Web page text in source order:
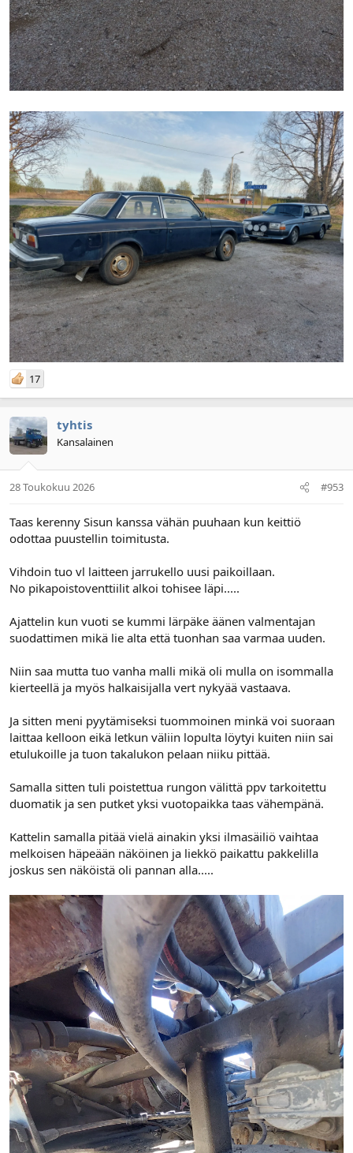
17
tyhtis
Kansalainen
28 Toukokuu 2026 #953
Taas kerenny Sisun kanssa vähän puuhaan kun keittiö
odottaa puustellin toimitusta.
Vihdoin tuo vl laitteen jarrukello uusi paikoillaan.
No pikapoistoventtiilit alkoi tohisee läpi.....
Ajattelin kun vuoti se kummi lärpäke äänen valmentajan
suodattimen mikä lie alta että tuonhan saa varmaa uuden.
Niin saa mutta tuo vanha malli mikä oli mulla on isommalla
kierteellä ja myös halkaisijalla vert nykyää vastaava.
Ja sitten meni pyytämiseksi tuommoinen minkä voi suoraan
laittaa kelloon eikä letkun väliin lopulta löytyi kuiten niin sai
etulukoille ja tuon takalukon pelaan niiku pittää.
Samalla sitten tuli poistettua rungon välittä ppv tarkoitettu
duomatik ja sen putket yksi vuotopaikka taas vähempänä.
Kattelin samalla pitää vielä ainakin yksi ilmasäiliö vaihtaa
melkoisen häpeään näköinen ja liekkö paikattu pakkelilla
joskus sen näköistä oli pannan alla.....